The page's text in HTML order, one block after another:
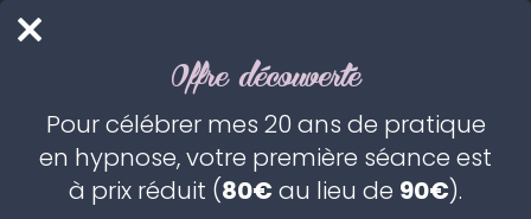
Camps Détox
Mentale
Offre découverte
Pour célébrer mes 20 ans de pratique
en hypnose, votre première séance est
à prix réduit (80€ au lieu de 90€).